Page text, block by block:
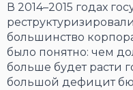
В 2014–2015 годах
большинство
было понятно: чем
больше будет расти
большой дефицит